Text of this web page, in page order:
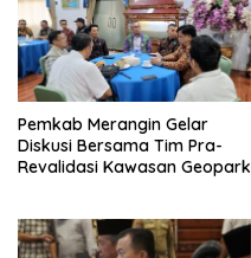
Pemkab Merangin Gelar
Diskusi Bersama Tim Pra-
Revalidasi Kawasan Geopark